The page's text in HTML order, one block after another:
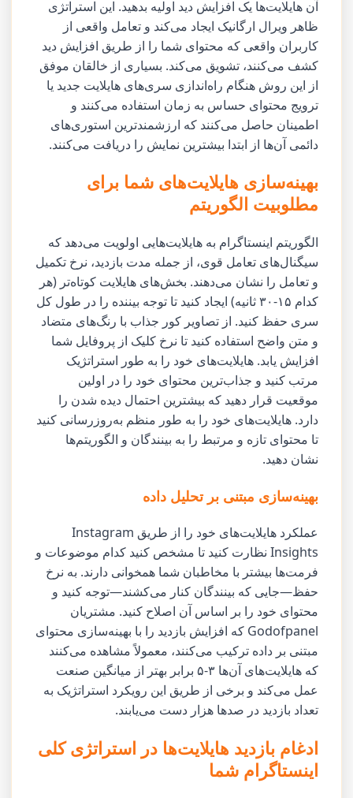
آن هایلایت‌ها یک افزایش دید اولیه بدهید. این استراتژی
ظاهر ویرال ارگانیک ایجاد می‌کند و تعامل واقعی از
کاربران واقعی که محتوای شما را از طریق افزایش دید
کشف می‌کنند، تشویق می‌کند. بسیاری از خالقان موفق
از این روش هنگام راه‌اندازی سری‌های هایلایت جدید یا
ترویج محتوای حساس به زمان استفاده می‌کنند و
اطمینان حاصل می‌کنند که ارزشمندترین استوری‌های
دائمی آن‌ها از ابتدا بیشترین نمایش را دریافت می‌کنند.
بهینه‌سازی هایلایت‌های شما برای
مطلوبیت الگوریتم
الگوریتم اینستاگرام به هایلایت‌هایی اولویت می‌دهد که
سیگنال‌های تعامل قوی، از جمله مدت بازدید، نرخ تکمیل
و تعامل را نشان می‌دهند. بخش‌های هایلایت کوتاه‌تر (هر
کدام ۱۵-۳۰ ثانیه) ایجاد کنید تا توجه بیننده را در طول کل
سری حفظ کنید. از تصاویر کور جذاب با رنگ‌های متضاد
و متن واضح استفاده کنید تا نرخ کلیک از پروفایل شما
افزایش یابد. هایلایت‌های خود را به طور استراتژیک
مرتب کنید و جذاب‌ترین محتوای خود را در اولین
موقعیت قرار دهید که بیشترین احتمال دیده شدن را
دارد. هایلایت‌های خود را به طور منظم به‌روزرسانی کنید
تا محتوای تازه و مرتبط را به بینندگان و الگوریتم‌ها
نشان دهید.
بهینه‌سازی مبتنی بر تحلیل داده
عملکرد هایلایت‌های خود را از طریق Instagram
Insights نظارت کنید تا مشخص کنید کدام موضوعات و
فرمت‌ها بیشتر با مخاطبان شما همخوانی دارند. به نرخ
حفظ—جایی که بینندگان کنار می‌کشند—توجه کنید و
محتوای خود را بر اساس آن اصلاح کنید. مشتریان
Godofpanel که افزایش بازدید را با بهینه‌سازی محتوای
مبتنی بر داده ترکیب می‌کنند، معمولاً مشاهده می‌کنند
که هایلایت‌های آن‌ها ۳-۵ برابر بهتر از میانگین صنعت
عمل می‌کند و برخی از طریق این رویکرد استراتژیک به
تعداد بازدید در صدها هزار دست می‌یابند.
ادغام بازدید هایلایت‌ها در استراتژی کلی
اینستاگرام شما